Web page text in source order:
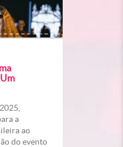
a
ao
do evento